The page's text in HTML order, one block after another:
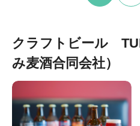
クラフトビール
み麦酒合同会社）